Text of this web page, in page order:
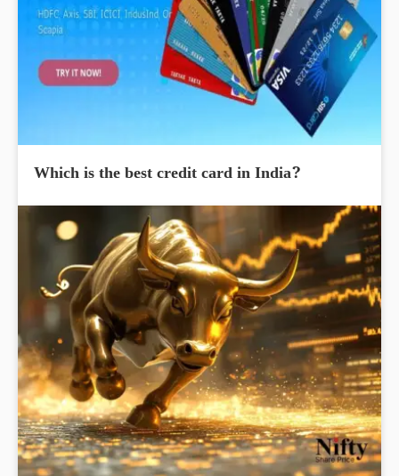
Which is the best credit card in India?